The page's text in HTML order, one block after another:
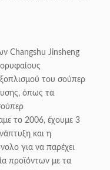
Changshu Jinsheng
του σούπερ
όπως τα
το 2006, έχουμε 3
και η
για να παρέχει
προϊόντων με τα